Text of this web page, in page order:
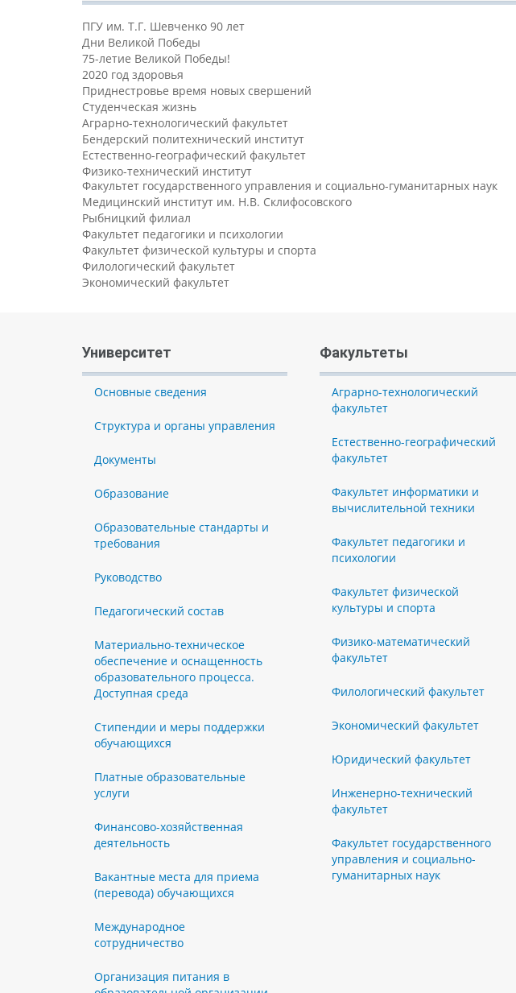
ПГУ им. Т.Г. Шевченко 90 лет
Дни Великой Победы
75-летие Великой Победы!
2020 год здоровья
Приднестровье время новых свершений
Студенческая жизнь
Аграрно-технологический факультет
Бендерский политехнический институт
Естественно-географический факультет
Физико-технический институт
Факультет государственного управления и социально-гуманитарных наук
Медицинский институт им. Н.В. Склифосовского
Рыбницкий филиал
Факультет педагогики и психологии
Факультет физической культуры и спорта
Филологический факультет
Экономический факультет
Университет
Основные сведения
Структура и органы управления
Документы
Образование
Образовательные стандарты и
требования
Руководство
Педагогический состав
Материально-техническое
обеспечение и оснащенность
образовательного процесса.
Доступная среда
Стипендии и меры поддержки
обучающихся
Платные образовательные
услуги
Финансово-хозяйственная
деятельность
Вакантные места для приема
(перевода) обучающихся
Международное
сотрудничество
Организация питания в
Факультеты
Аграрно-технологический
факультет
Естественно-географический
факультет
Факультет информатики и
вычислительной техники
Факультет педагогики и
психологии
Факультет физической
культуры и спорта
Физико-математический
факультет
Филологический факультет
Экономический факультет
Юридический факультет
Инженерно-технический
факультет
Факультет государственного
управления и социально-
гуманитарных наук